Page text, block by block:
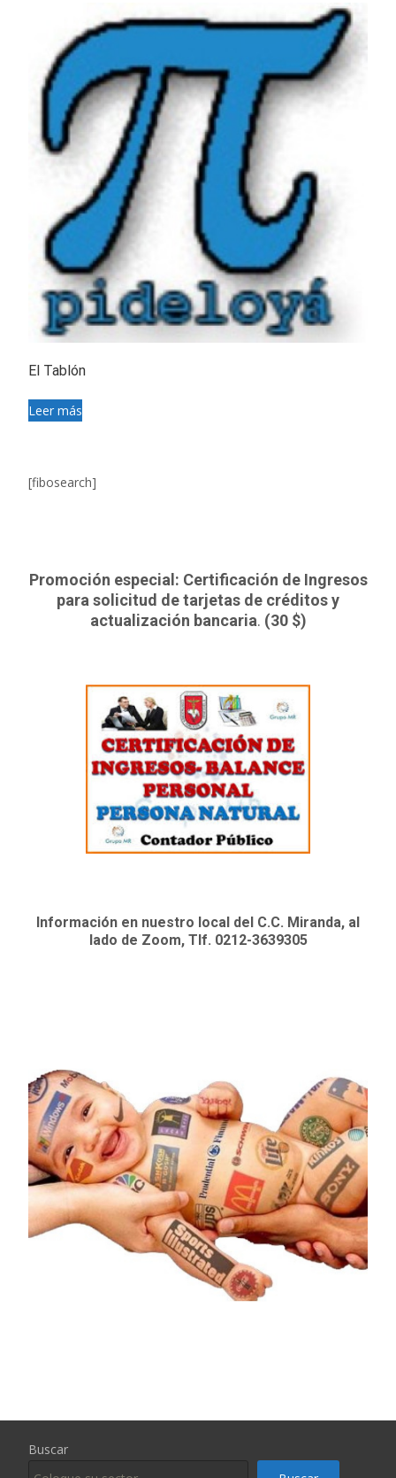
El Tablón
Leer más
[fibosearch]
Promoción especial: Certificación de Ingresos
para solicitud de tarjetas de créditos y
actualización bancaria. (30 $)
Información en nuestro local del C.C. Miranda, al
lado de Zoom, Tlf. 0212-3639305
Buscar